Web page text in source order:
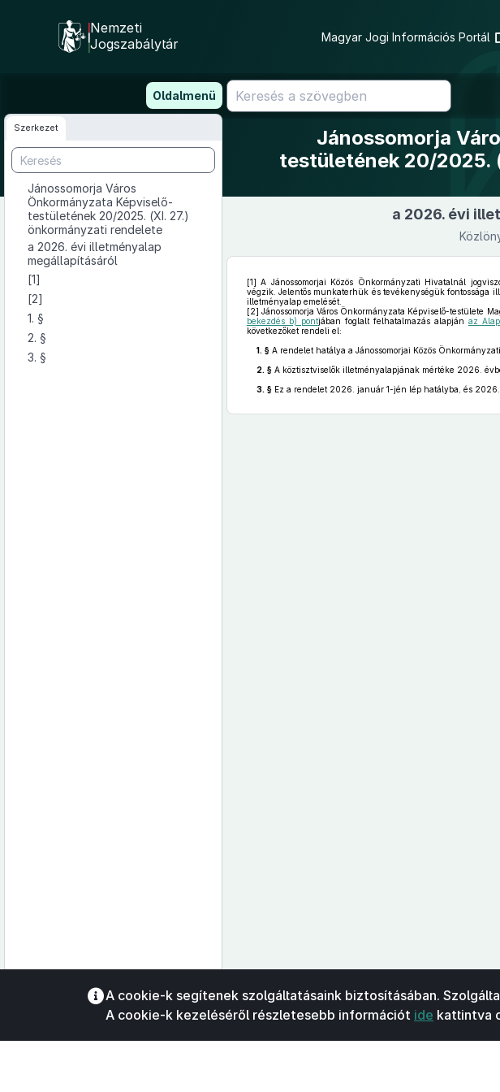
tartalomra
Nemzeti
Jogszabálytár
Magyar Jogi Információs Portál
Oldalmenü
Szerkezet
Jánossomorja Város
Önkormányzata Képviselő-
testületének 20/2025. (XI. 27.)
önkormányzati rendelete
a 2026. évi illetményalap
megállapításáról
[1]
[2]
1. §
2. §
3. §
Az oldalmenübe visszatéréshez
ALT + S billentyűket.
Jánossomorja
testületének 20/2025.
a 2026. évi
[1] A Jánossomorjai Közös Önkormányzati Hivatalnál
végzik. Jelentős munkaterhük és tevékenységük fontossága
illetményalap emelését.
[2] Jánossomorja Város Önkormányzata Képviselő-testülete
bekezdés b) pontjában foglalt felhatalmazás alapján az
következőket rendeli el:
1. §A rendelet hatálya a Jánossomorjai Közös
2. §A köztisztviselők illetményalapjának mértéke 2026.
3. §Ez a rendelet 2026. január 1-jén lép hatályba, és 2026.
A cookie-k segítenek szolgáltatásaink biztosításában.
A cookie-k kezeléséről részletesebb információt ide kattintva